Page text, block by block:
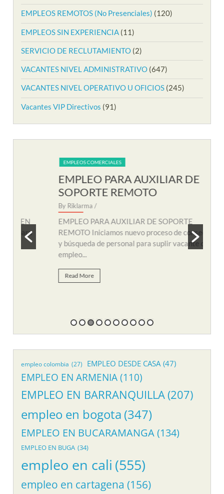
EMPLEOS REMOTOS (No Presenciales) (120)
EMPLEOS SIN EXPERIENCIA (11)
SERVICIO DE RECLUTAMIENTO (2)
VACANTES NIVEL ADMINISTRATIVO (647)
VACANTES NIVEL OPERATIVO U OFICIOS (245)
Vacantes VIP Directivos (91)
EMPLEOS COMERCIALES
EMPLEO PARA AUXILIAR DE
SOPORTE REMOTO
By Riklarma/
EMPLEO PARA AUXILIAR DE SOPORTE
REMOTO Iniciamos nuevo proceso de consecución
y búsqueda de personal para suplir vacante de
empleo colombia (27) EMPLEO DESDE CASA (47)
EMPLEO EN ARMENIA (110)
EMPLEO EN BARRANQUILLA(207)
empleo en bogota (347)
EMPLEO EN BUCARAMANGA(134)
EMPLEO EN BUGA (34)
empleo en cali (555)
empleo en cartagena (156)